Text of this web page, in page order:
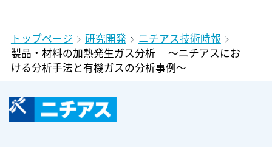
トップページ 研究開発
ニチアス技術時報
製品・材料の加熱発生ガス分析 ～ニチアスにお
ける分析手法と有機ガスの分析事例～